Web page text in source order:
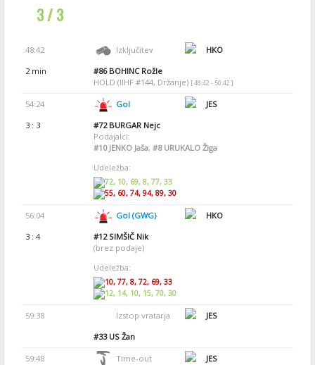
3 / 3
48:42 Izključitev
HKO
2 min
#86BOHINC Rožle
HOLD (IIHF #144, Držanje) [ 48:42 - 50:42 ]
54:24 Gol
JES
3 : 3
#72BURGAR Nejc
Podajalci:
#10JENKO Jaša, #8URUKALO Žiga
Udeležba:
72, 10, 69, 8, 77, 33
55, 60, 74, 94, 89, 30
56:04 Gol (GWG)
HKO
3 : 4
#12SIMŠIČ Nik
(brez podaje)
Udeležba:
10, 77, 8, 72, 69, 33
12, 14, 10, 15, 70, 30
59:38 Izstop vratarja
JES
#33US Žan
59:48 Time-out JES